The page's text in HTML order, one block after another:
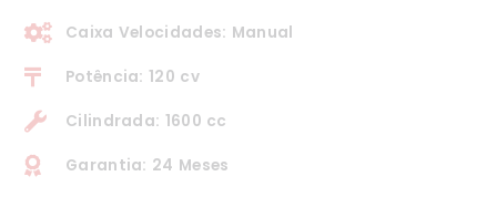
Caixa Velocidades: Manual
Potência: 120 cv
Cilindrada: 1600 cc
Garantia: 24 Meses